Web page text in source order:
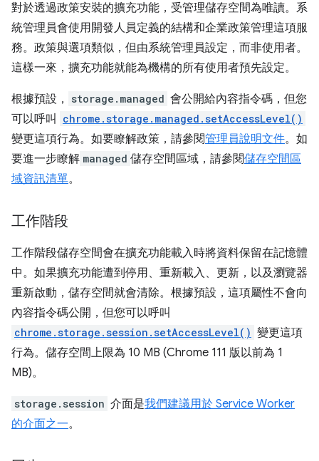
對於透過政策安裝的擴充功能，受管理儲存空間為唯讀。系
統管理員會使用開發人員定義的結構和企業政策管理這項服
務。政策與選項類似，但由系統管理員設定，而非使用者。
這樣一來，擴充功能就能為機構的所有使用者預先設定。
根據預設， storage.managed 會公開給內容指令碼，但您
可以呼叫
chrome.storage.managed.setAccessLevel()
變更這項行為。如要瞭解政策，請參閱管理員說明文件。如
要進一步瞭解 managed 儲存空間區域，請參閱儲存空間區
域資訊清單。
工作階段
工作階段儲存空間會在擴充功能載入時將資料保留在記憶體
中。如果擴充功能遭到停用、重新載入、更新，以及瀏覽器
重新啟動，儲存空間就會清除。根據預設，這項屬性不會向
內容指令碼公開，但您可以呼叫
chrome.storage.session.setAccessLevel() 變更這項
行為。儲存空間上限為 10 MB (Chrome 111 版以前為 1
MB)。
storage.session 介面是我們建議用於 Service Worker
的介面之一。